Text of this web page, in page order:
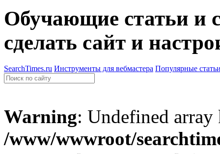
Обучающие статьи и
сделать сайт и
SearchTimes.ru Инструменты для вебмастера Популярные
Warning: Undefined
/www/wwwroot/